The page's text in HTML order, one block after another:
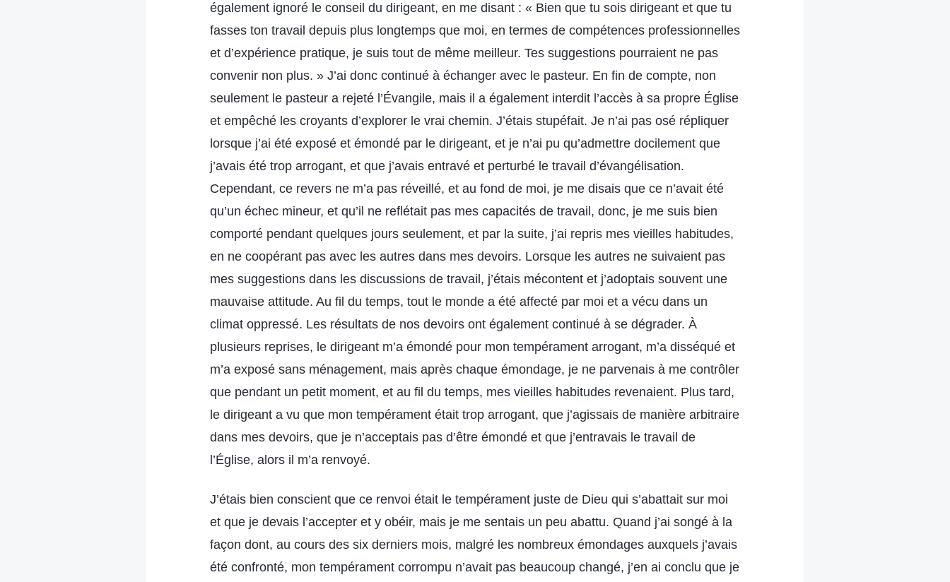
également ignoré le conseil du dirigeant, en me disant : « Bien que tu sois dirigeant et que tu
fasses ton travail depuis plus longtemps que moi, en termes de compétences professionnelles
et d’expérience pratique, je suis tout de même meilleur. Tes suggestions pourraient ne pas
convenir non plus. » J’ai donc continué à échanger avec le pasteur. En fin de compte, non
seulement le pasteur a rejeté l’Évangile, mais il a également interdit l’accès à sa propre Église
et empêché les croyants d’explorer le vrai chemin. J’étais stupéfait. Je n’ai pas osé répliquer
lorsque j’ai été exposé et émondé par le dirigeant, et je n’ai pu qu’admettre docilement que
j’avais été trop arrogant, et que j’avais entravé et perturbé le travail d’évangélisation.
Cependant, ce revers ne m’a pas réveillé, et au fond de moi, je me disais que ce n’avait été
qu’un échec mineur, et qu’il ne reflétait pas mes capacités de travail, donc, je me suis bien
comporté pendant quelques jours seulement, et par la suite, j’ai repris mes vieilles habitudes,
en ne coopérant pas avec les autres dans mes devoirs. Lorsque les autres ne suivaient pas
mes suggestions dans les discussions de travail, j’étais mécontent et j’adoptais souvent une
mauvaise attitude. Au fil du temps, tout le monde a été affecté par moi et a vécu dans un
climat oppressé. Les résultats de nos devoirs ont également continué à se dégrader. À
plusieurs reprises, le dirigeant m’a émondé pour mon tempérament arrogant, m’a disséqué et
m’a exposé sans ménagement, mais après chaque émondage, je ne parvenais à me contrôler
que pendant un petit moment, et au fil du temps, mes vieilles habitudes revenaient. Plus tard,
le dirigeant a vu que mon tempérament était trop arrogant, que j’agissais de manière arbitraire
dans mes devoirs, que je n’acceptais pas d’être émondé et que j’entravais le travail de
l’Église, alors il m’a renvoyé.
J’étais bien conscient que ce renvoi était le tempérament juste de Dieu qui s’abattait sur moi
et que je devais l’accepter et y obéir, mais je me sentais un peu abattu. Quand j’ai songé à la
façon dont, au cours des six derniers mois, malgré les nombreux émondages auxquels j’avais
été confronté, mon tempérament corrompu n’avait pas beaucoup changé, j’en ai conclu que je